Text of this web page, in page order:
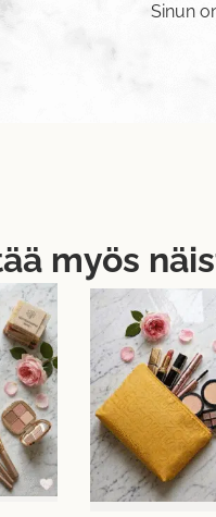
Sinun
myös